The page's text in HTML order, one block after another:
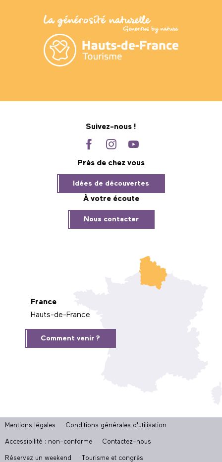
Suivez-nous !
Près de chez vous
Idées de découvertes
À votre écoute
Nous contacter
France
Hauts-de-France
Comment venir ?
Mentions légales Conditions générales d'utilisation
Accessibilité : non-conforme Contactez-nous
Réservez un weekend Tourisme et congrès